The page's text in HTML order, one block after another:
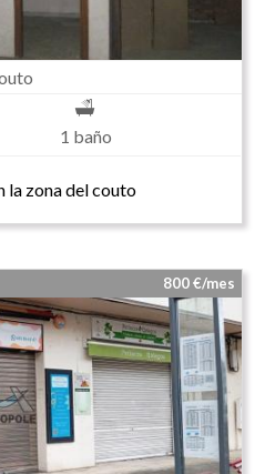
1 baño
la zona del couto
800 €/mes